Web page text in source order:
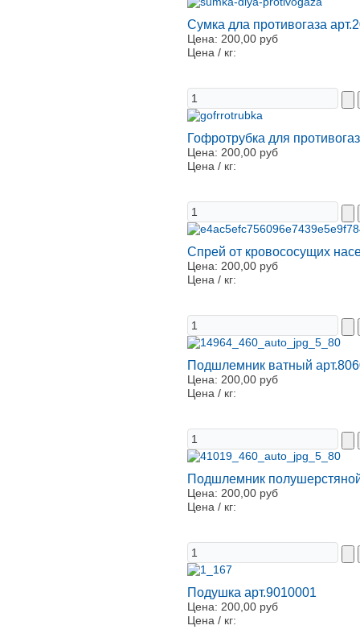
Сумка дла противогаза
Цена: 200,00 руб
Цена / кг:
Гофротрубка для
Цена: 200,00 руб
Цена / кг:
Спрей от кровососущих
Цена: 200,00 руб
Цена / кг:
Подшлемник ватный
Цена: 200,00 руб
Цена / кг:
Подшлемник
Цена: 200,00 руб
Цена / кг:
Подушка арт.9010001
Цена: 200,00 руб
Цена / кг: